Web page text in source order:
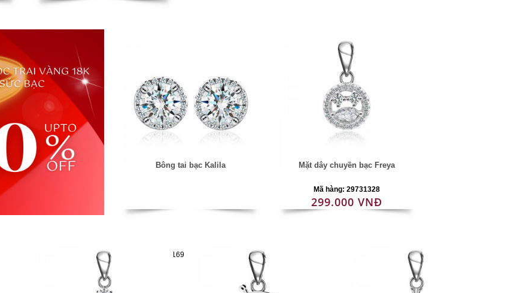
Bông tai bạc Kalila
Mã hàng:29721169
Mặt dây chuyền bạc Freya
Mã hàng: 29731328
299.000 VNĐ